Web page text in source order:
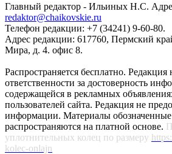
Главный редактор - Ильиных Н.С.
redaktor@chaikovskie.ru
Телефон редакции: +7 (34241) 9-60-80.
Адрес редакции: 617760, Пермский
Мира, д. 4. офис 8.
Распространяется бесплатно. Редакция
ответственности за достоверность
содержащейся в рекламных
пользователей сайта. Редакция не
информации. Материалы
распространяются на платной основе.
уплотнительных колец по размеру
kolec-onlajn